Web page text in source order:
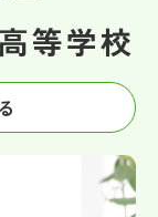
等学校